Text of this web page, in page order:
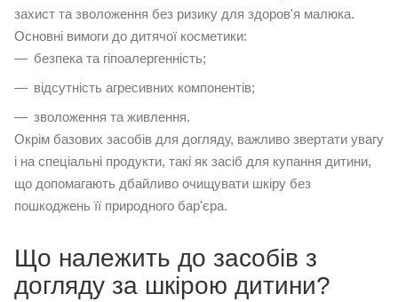
захист та зволоження без ризику для здоров'я малюка.
Основні вимоги до дитячої косметики:
безпека та гіпоалергенність;
відсутність агресивних компонентів;
зволоження та живлення.
Окрім базових засобів для догляду, важливо звертати увагу
і на спеціальні продукти, такі як засіб для купання дитини,
що допомагають дбайливо очищувати шкіру без
пошкоджень її природного бар'єра.
Що належить до засобів з
догляду за шкірою дитини?